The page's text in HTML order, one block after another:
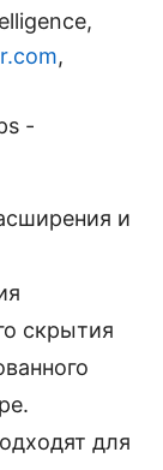
,
-
и
скрытия
для